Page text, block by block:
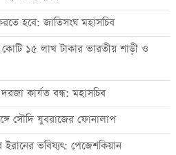
হবে: জাতিসংঘ মহাসচিব
কোটি ১৫ লাখ টাকার ভারতীয় শাড়ী ও
কার্যত বন্ধ: মহাসচিব
সৌদি যুবরাজের ফোনালাপ
ভবিষ্যৎ: পেজেশকিয়ান